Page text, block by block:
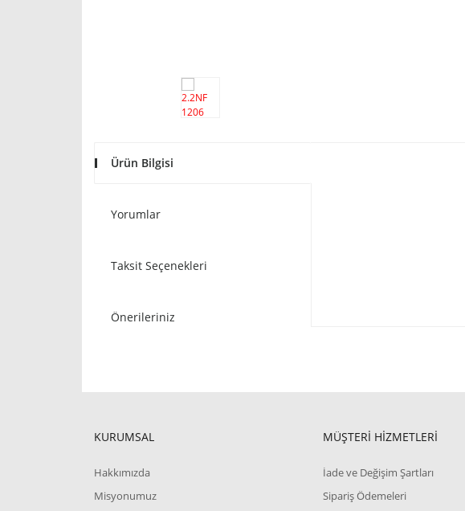
Ürün Bilgisi
Yorumlar
Taksit Seçenekleri
Önerileriniz
KURUMSAL
Hakkımızda
Misyonumuz
MÜŞTERİ HİZMETLERİ
İade ve Değişim Şartları
Sipariş Ödemeleri